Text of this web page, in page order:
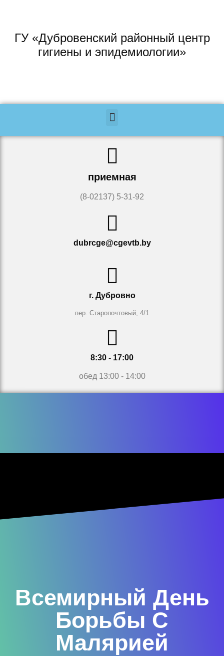
ГУ «Дубровенский районный центр
гигиены и эпидемиологии»
приемная
(8-02137) 5-31-92
dubrcge@cgevtb.by
г. Дубровно
пер. Старопочтовый, 4/1
8:30 - 17:00
обед 13:00 - 14:00
Всемирный День
Борьбы С
Малярией